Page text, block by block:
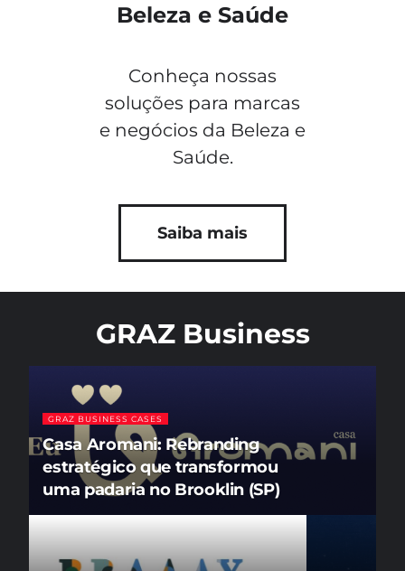
Beleza e Saúde
Conheça nossas
soluções para marcas
e negócios da Beleza e
Saúde.
Saiba mais
GRAZ Business
GRAZ BUSINESS CASES
Casa Aromani: Rebranding
estratégico que transformou
uma padaria no Brooklin (SP)